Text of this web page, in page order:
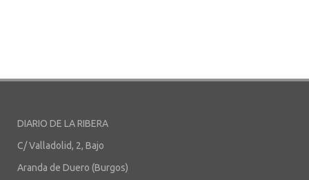
DIARIO DE LA RIBERA
C/ Valladolid, 2, Bajo
Aranda de Duero (Burgos)